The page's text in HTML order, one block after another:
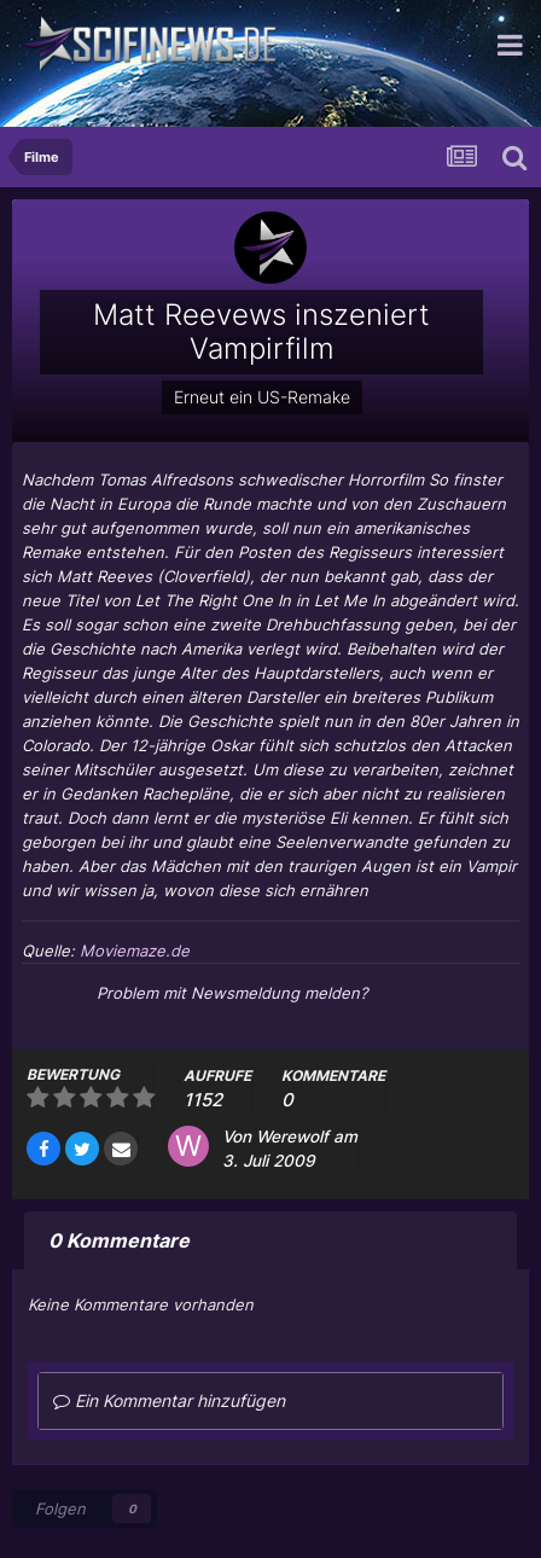
...die mit der Mühle
Filme
Matt Reevews inszeniert
Vampirfilm
Erneut ein US-Remake
Nachdem Tomas Alfredsons schwedischer Horrorfilm So finster
die Nacht in Europa die Runde machte und von den Zuschauern
sehr gut aufgenommen wurde, soll nun ein amerikanisches
Remake entstehen. Für den Posten des Regisseurs interessiert
sich Matt Reeves (Cloverfield), der nun bekannt gab, dass der
neue Titel von Let The Right One In in Let Me In abgeändert wird.
Es soll sogar schon eine zweite Drehbuchfassung geben, bei der
die Geschichte nach Amerika verlegt wird. Beibehalten wird der
Regisseur das junge Alter des Hauptdarstellers, auch wenn er
vielleicht durch einen älteren Darsteller ein breiteres Publikum
anziehen könnte. Die Geschichte spielt nun in den 80er Jahren in
Colorado. Der 12-jährige Oskar fühlt sich schutzlos den Attacken
seiner Mitschüler ausgesetzt. Um diese zu verarbeiten, zeichnet
er in Gedanken Rachepläne, die er sich aber nicht zu realisieren
traut. Doch dann lernt er die mysteriöse Eli kennen. Er fühlt sich
geborgen bei ihr und glaubt eine Seelenverwandte gefunden zu
haben. Aber das Mädchen mit den traurigen Augen ist ein Vampir
und wir wissen ja, wovon diese sich ernähren
Quelle: Moviemaze.de
Problem mit Newsmeldung melden?
BEWERTUNG AUFRUFE
1152
KOMMENTARE
0
Von Werewolfam
3. Juli 2009
0 Kommentare
Keine Kommentare vorhanden
Ein Kommentar hinzufügen
Folgen 0